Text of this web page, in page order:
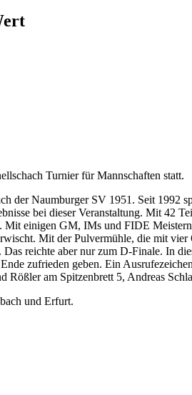
Turnier für Mannschaften statt.
der Naumburger SV 1951. Seit 1992
bei dieser Veranstaltung. Mit 42
Mit einigen GM, IMs und FIDE
Mit der Pulvermühle, die mit
reichte aber nur zum D-Finale. In
zufrieden geben. Ein
Rößler am Spitzenbrett 5, Andreas
und Erfurt.